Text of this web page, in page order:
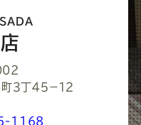
い
SADA
３丁４５−１２
1168